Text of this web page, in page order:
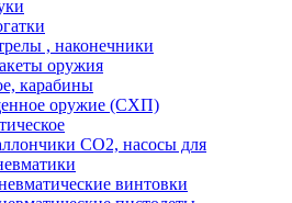
, наконечники
оружия
карабины
оружие (СХП)
СО2, насосы для
винтовки